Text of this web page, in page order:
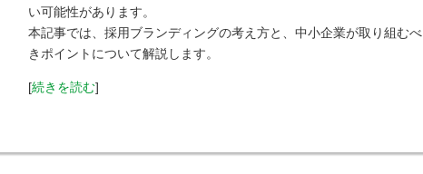
い可能性があります。
本記事では、採用ブランディングの考え方と、中小企業が取り組むべ
きポイントについて解説します。
[続きを読む]